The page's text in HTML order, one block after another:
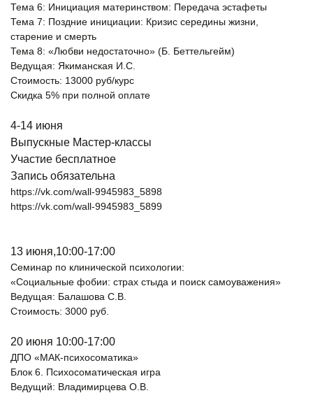
Тема 6: Инициация материнством: Передача эстафеты
Тема 7: Поздние инициации: Кризис середины жизни,
старение и смерть
Тема 8: «Любви недостаточно» (Б. Беттельгейм)
Ведущая: Якиманская И.С.
Стоимость: 13000 руб/курс
Скидка 5% при полной оплате
4-14 июня
Выпускные Мастер-классы
Участие бесплатное
Запись обязательна
https://vk.com/wall-9945983_5898
https://vk.com/wall-9945983_5899
13 июня,10:00-17:00
Семинар по клинической психологии:
«Социальные фобии: страх стыда и поиск самоуважения»
Ведущая: Балашова С.В.
Стоимость: 3000 руб.
20 июня 10:00-17:00
ДПО «МАК-психосоматика»
Блок 6. Психосоматическая игра
Ведущий: Владимирцева О.В.